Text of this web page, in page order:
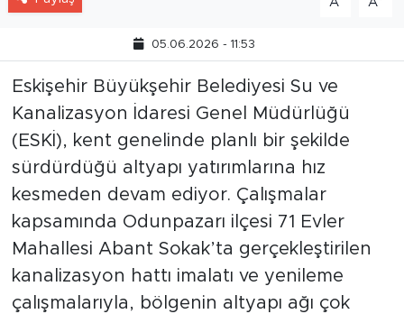
05.06.2026 - 11:53
Eskişehir Büyükşehir Belediyesi Su ve
Kanalizasyon İdaresi Genel Müdürlüğü
(ESKİ), kent genelinde planlı bir şekilde
sürdürdüğü altyapı yatırımlarına hız
kesmeden devam ediyor. Çalışmalar
kapsamında Odunpazarı ilçesi 71 Evler
Mahallesi Abant Sokak’ta gerçekleştirilen
kanalizasyon hattı imalatı ve yenileme
çalışmalarıyla, bölgenin altyapı ağı çok